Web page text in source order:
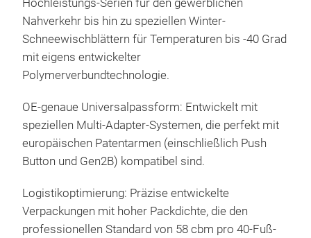
Hochleistungs-Serien für den gewerblichen
Nahverkehr bis hin zu speziellen Winter-
Schneewischblättern für Temperaturen bis -40 Grad
mit eigens entwickelter
Polymerverbundtechnologie.
OE-genaue Universalpassform: Entwickelt mit
speziellen Multi-Adapter-Systemen, die perfekt mit
europäischen Patentarmen (einschließlich Push
Button und Gen2B) kompatibel sind.
Logistikoptimierung: Präzise entwickelte
Verpackungen mit hoher Packdichte, die den
professionellen Standard von 58 cbm pro 40-Fuß-